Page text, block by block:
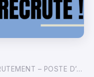
– POSTE D’AGENT DE DEVELOPPEMENT EN CDI